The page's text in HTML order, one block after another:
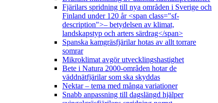
Fjärilars spridning till nya områden i Sverige och
Finland under 120 år <span class="sf-
description">– betydelsen av klimat,
landskapstyp och arters särdrag</span>
Spanska kamgräsfjärilar hotas av allt torrare
somrar
Mikroklimat avgör utvecklingshastighet
Bete i Natura 2000-områden hotar de
väddnätfjärilar som ska skyddas
Nektar – tema med många variationer
Snabb anpassning till dagslängd hjälper